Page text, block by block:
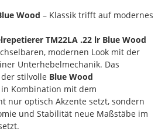
Wood – Klassik trifft auf modernes
TM22LA .22 lr Blue Wood
modernen Look mit der
Unterhebelmechanik. Das
stilvolle Blue Wood
in Kombination mit dem
nur optisch Akzente setzt, sondern
und Stabilität neue Maßstäbe im